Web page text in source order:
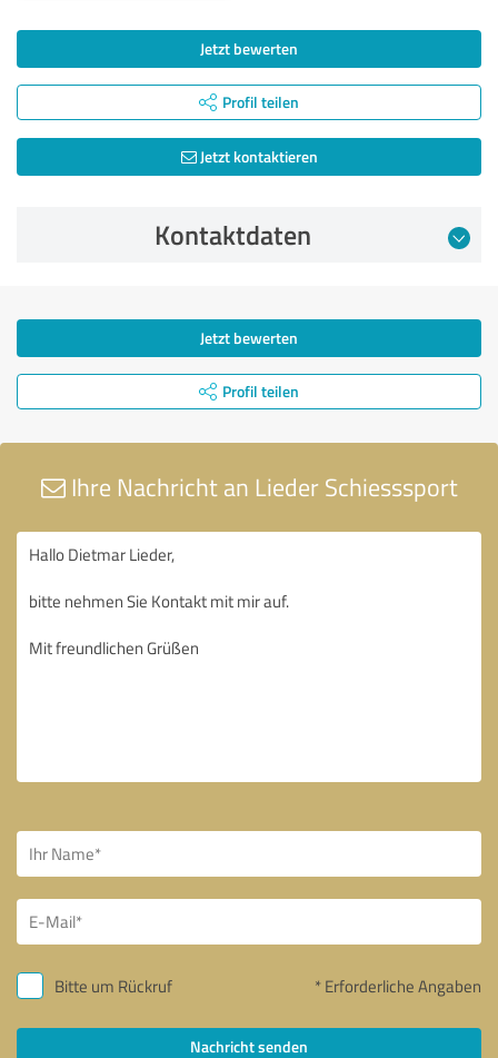
Jetzt bewerten
Profil teilen
Jetzt kontaktieren
Kontaktdaten
Jetzt bewerten
Profil teilen
Ihre Nachricht an Lieder Schiesssport
Bitte um Rückruf * Erforderliche Angaben
Nachricht senden